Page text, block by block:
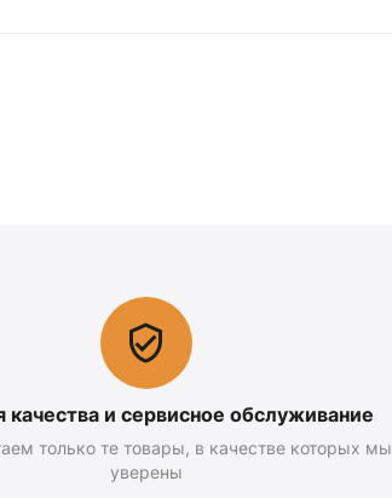
качества и сервисное обслуживание
только те товары, в качестве которых мы
уверены